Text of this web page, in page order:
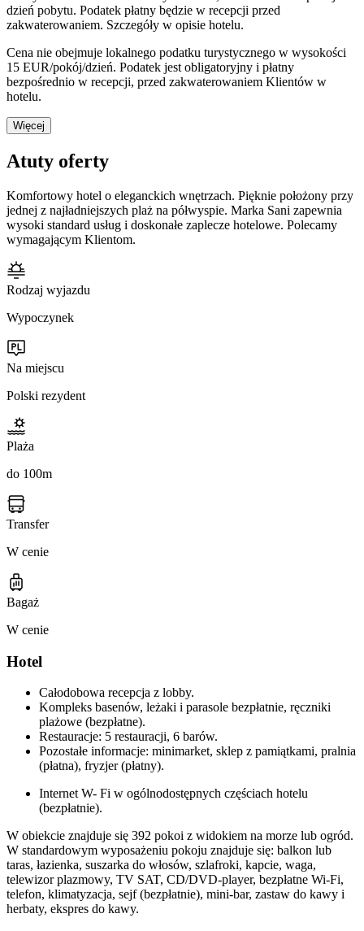
dzień pobytu. Podatek płatny będzie w recepcji przed
zakwaterowaniem. Szczegóły w opisie hotelu.
Cena nie obejmuje lokalnego podatku turystycznego w wysokości
15 EUR/pokój/dzień. Podatek jest obligatoryjny i płatny
bezpośrednio w recepcji, przed zakwaterowaniem Klientów w
hotelu.
Więcej
Atuty oferty
Komfortowy hotel o eleganckich wnętrzach. Pięknie położony przy
jednej z najładniejszych plaż na półwyspie. Marka Sani zapewnia
wysoki standard usług i doskonałe zaplecze hotelowe. Polecamy
wymagającym Klientom.
Rodzaj wyjazdu
Wypoczynek
Na miejscu
Polski rezydent
Plaża
do 100m
Transfer
W cenie
Bagaż
W cenie
Hotel
Całodobowa recepcja z lobby.
Kompleks basenów, leżaki i parasole bezpłatnie, ręczniki
plażowe (bezpłatne).
Restauracje: 5 restauracji, 6 barów.
Pozostałe informacje: minimarket, sklep z pamiątkami, pralnia
(płatna), fryzjer (płatny).
Internet W- Fi w ogólnodostępnych częściach hotelu
(bezpłatnie).
W obiekcie znajduje się 392 pokoi z widokiem na morze lub ogród.
W standardowym wyposażeniu pokoju znajduje się: balkon lub
taras, łazienka, suszarka do włosów, szlafroki, kapcie, waga,
telewizor plazmowy, TV SAT, CD/DVD-player, bezpłatne Wi-Fi,
telefon, klimatyzacja, sejf (bezpłatnie), mini-bar, zastaw do kawy i
herbaty, ekspres do kawy.